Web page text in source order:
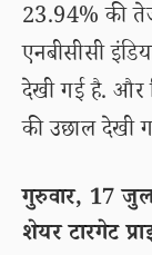
23.94% की
एनबीसीसी
देखी गई है. और
की उछाल देखी
गुरुवार, 17
शेयर टारगेट